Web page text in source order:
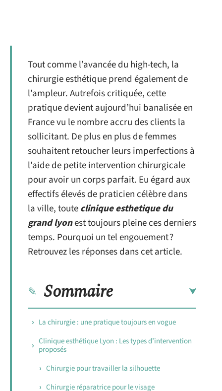
Tout comme l’avancée du high-tech, la
chirurgie esthétique prend également de
l’ampleur. Autrefois critiquée, cette
pratique devient aujourd’hui banalisée en
France vu le nombre accru des clients la
sollicitant. De plus en plus de femmes
souhaitent retoucher leurs imperfections à
l’aide de petite intervention chirurgicale
pour avoir un corps parfait. Eu égard aux
effectifs élevés de praticien célèbre dans
la ville, touteclinique esthetique du
grand lyonest toujours pleine ces derniers
temps. Pourquoi un tel engouement ?
Retrouvez les réponses dans cet article.
Sommaire
La chirurgie : une pratique toujours en vogue
Clinique esthétique Lyon : Les types d’intervention
proposés
Chirurgie pour travailler la silhouette
Chirurgie réparatrice pour le visage